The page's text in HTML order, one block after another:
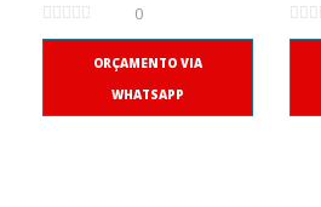
0
ORÇAMENTO VIA
WHATSAPP